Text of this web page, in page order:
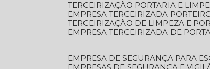
TERCEIRIZAÇÃO PORTARIA E
EMPRESA TERCEIRIZADA
TERCEIRIZAÇÃO DE LIMPEZA E
EMPRESA TERCEIRIZADA DE
EMPRESA DE SEGURANÇA PARA